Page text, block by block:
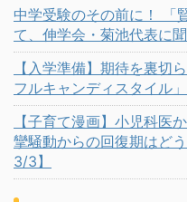
中学受験のその前に！ 「
て、伸学会・菊池代表に聞
【入学準備】期待を裏切
フルキャンディスタイル
【子育て漫画】小児科医
攣騒動からの回復期はど
3/3】